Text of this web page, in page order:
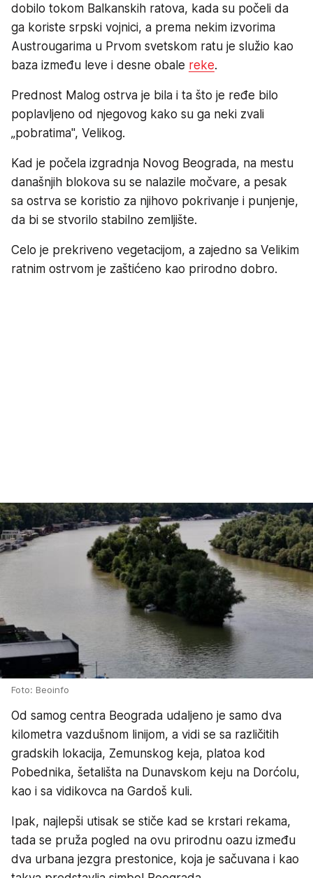
dobilo tokom Balkanskih ratova, kada su počeli da
ga koriste srpski vojnici, a prema nekim izvorima
Austrougarima u Prvom svetskom ratu je služio kao
baza između leve i desne obale reke.
Prednost Malog ostrva je bila i ta što je ređe bilo
poplavljeno od njegovog kako su ga neki zvali
„pobratima", Velikog.
Kad je počela izgradnja Novog Beograda, na mestu
današnjih blokova su se nalazile močvare, a pesak
sa ostrva se koristio za njihovo pokrivanje i punjenje,
da bi se stvorilo stabilno zemljište.
Celo je prekriveno vegetacijom, a zajedno sa Velikim
ratnim ostrvom je zaštićeno kao prirodno dobro.
Foto: Beoinfo
Od samog centra Beograda udaljeno je samo dva
kilometra vazdušnom linijom, a vidi se sa različitih
gradskih lokacija, Zemunskog keja, platoa kod
Pobednika, šetališta na Dunavskom keju na Dorćolu,
kao i sa vidikovca na Gardoš kuli.
Ipak, najlepši utisak se stiče kad se krstari rekama,
tada se pruža pogled na ovu prirodnu oazu između
dva urbana jezgra prestonice, koja je sačuvana i kao